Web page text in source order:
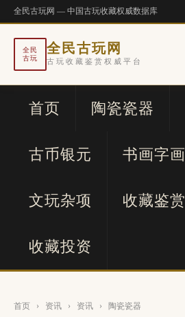
全民古玩网 — 中国古玩收藏权威数据库
全民
古玩
全民古玩网
古玩收藏鉴赏权威平台
首页 陶瓷瓷器
古币银元 书画字画
文玩杂项 收藏鉴赏
收藏投资
首页 › 资讯 › 资讯 › 陶瓷瓷器